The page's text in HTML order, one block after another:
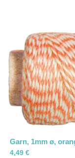
Garn, 1mm ø,
4,49 €